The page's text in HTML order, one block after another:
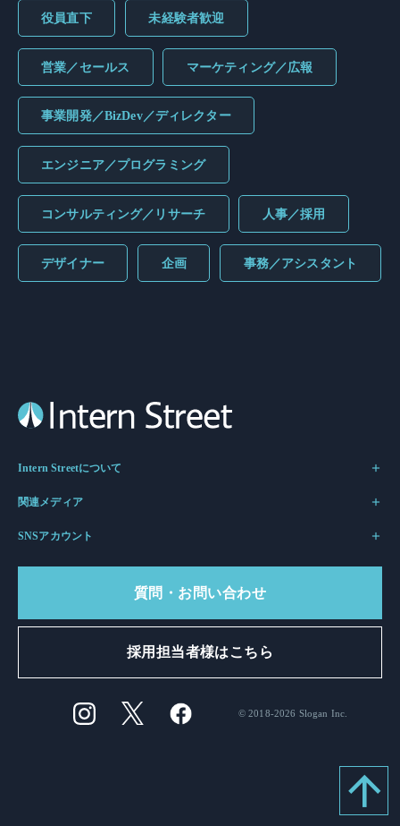
役員直下 未経験者歓迎
営業／セールス マーケティング／広報
事業開発／BizDev／ディレクター
エンジニア／プログラミング
コンサルティング／リサーチ 人事／採用
デザイナー 企画 事務／アシスタント
Intern Streetについて
関連メディア
SNSアカウント
質問・お問い合わせ
採用担当者様はこちら
© 2018-2026 Slogan Inc.